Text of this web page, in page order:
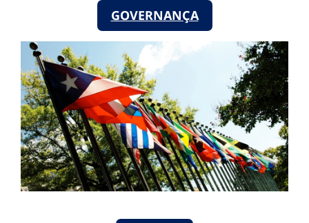
GOVERNANÇA